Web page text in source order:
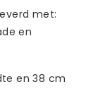
met:
en
en 38 cm